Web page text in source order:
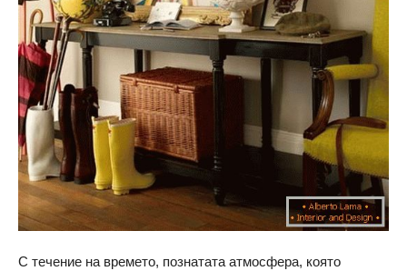
С течение на времето, познатата атмосфера, която